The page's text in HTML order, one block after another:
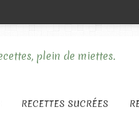
RECETTES SUCRÉES